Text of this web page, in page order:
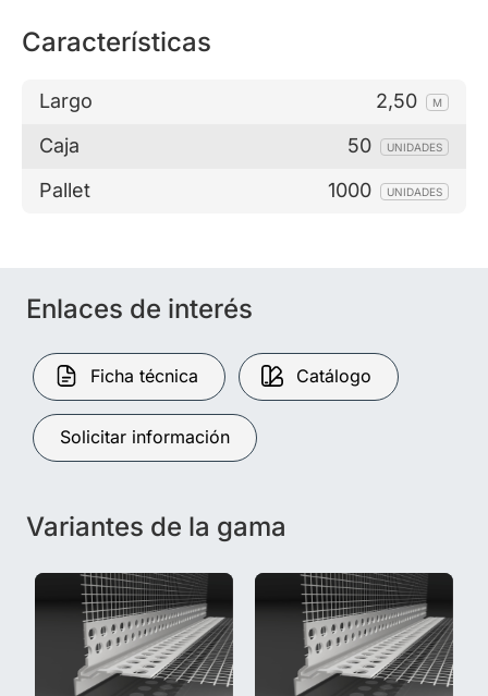
Características
Largo 2,50 M
Caja 50 UNIDADES
Pallet 1000 UNIDADES
Enlaces de interés
Ficha técnica Catálogo
Solicitar información
Variantes de la gama